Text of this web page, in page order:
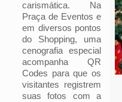
carismática. Na
Praça de Eventos e
em diversos pontos
do Shopping, uma
cenografia especial
acompanha QR
Codes para que os
visitantes registrem
suas fotos com a